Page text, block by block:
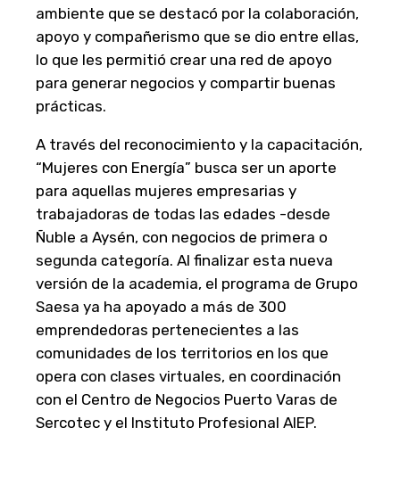
ambiente que se destacó por la colaboración,
apoyo y compañerismo que se dio entre ellas,
lo que les permitió crear una red de apoyo
para generar negocios y compartir buenas
prácticas.
A través del reconocimiento y la capacitación,
“Mujeres con Energía” busca ser un aporte
para aquellas mujeres empresarias y
trabajadoras de todas las edades -desde
Ñuble a Aysén, con negocios de primera o
segunda categoría. Al finalizar esta nueva
versión de la academia, el programa de Grupo
Saesa ya ha apoyado a más de 300
emprendedoras pertenecientes a las
comunidades de los territorios en los que
opera con clases virtuales, en coordinación
con el Centro de Negocios Puerto Varas de
Sercotec y el Instituto Profesional AIEP.